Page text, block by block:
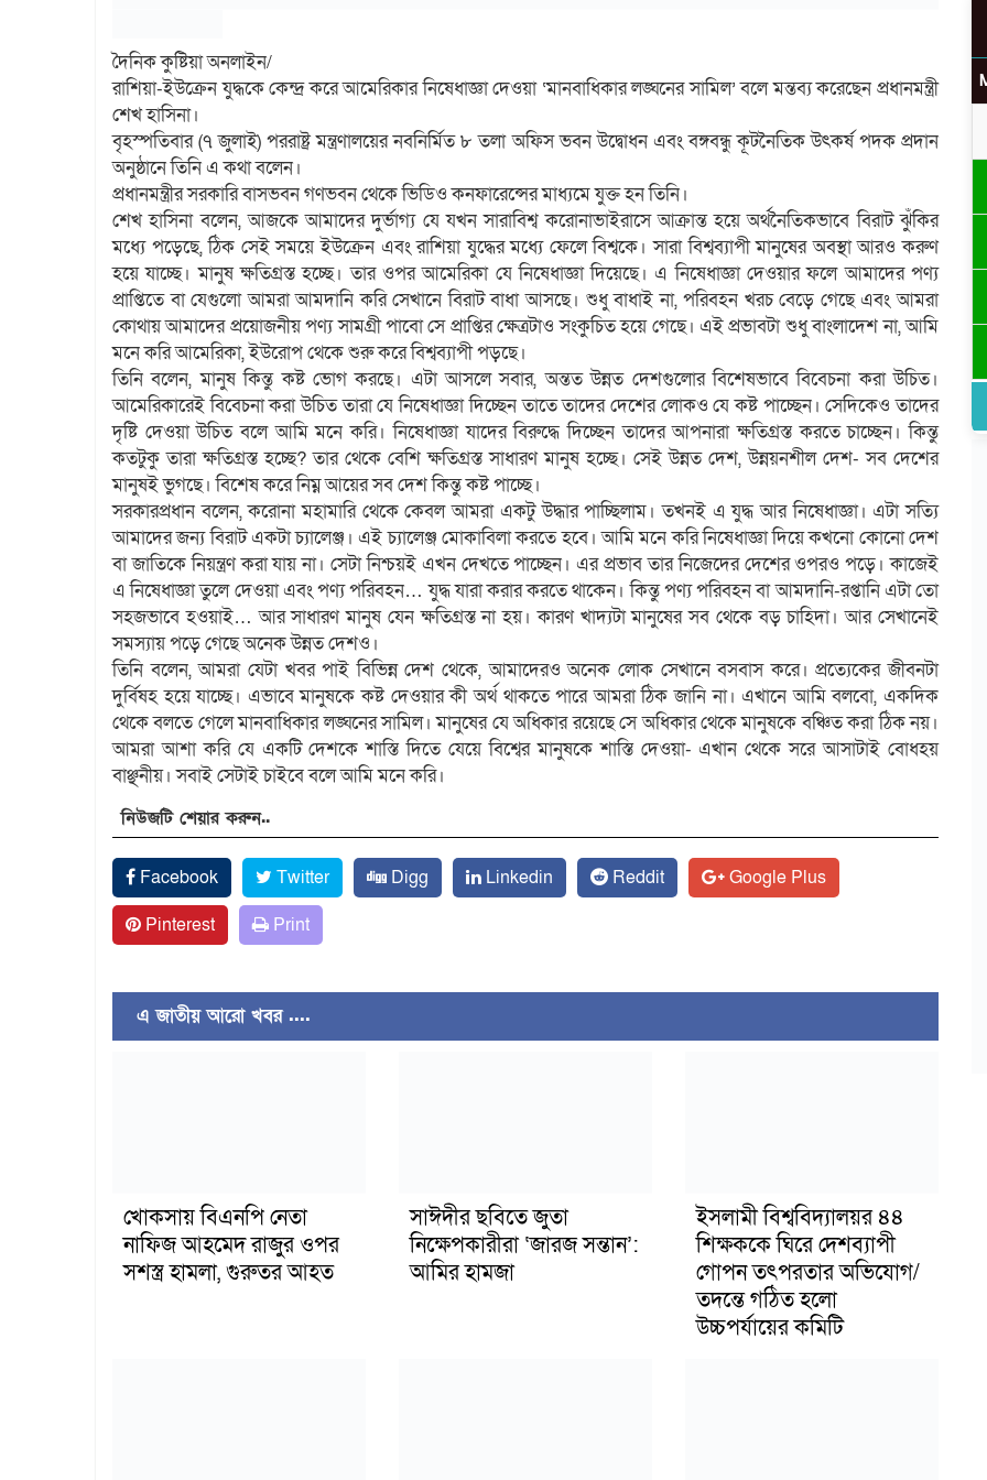
দৈনিক কুষ্টিয়া অনলাইন/
রাশিয়া-ইউক্রেন যুদ্ধকে কেন্দ্র করে আমেরিকার নিষেধাজ্ঞা দেওয়া ‘মানবাধিকার লঙ্ঘনের সামিল’ বলে মন্তব্য করেছেন প্রধানমন্ত্রী
শেখ হাসিনা।
বৃহস্পতিবার (৭ জুলাই) পররাষ্ট্র মন্ত্রণালয়ের নবনির্মিত ৮ তলা অফিস ভবন উদ্বোধন এবং বঙ্গবন্ধু ‍কূটনৈতিক উৎকর্ষ পদক প্রদান
অনুষ্ঠানে তিনি এ কথা বলেন।
প্রধানমন্ত্রীর সরকারি বাসভবন গণভবন থেকে ভিডিও কনফারেন্সের মাধ্যমে যুক্ত হন তিনি।
শেখ হাসিনা বলেন, আজকে আমাদের দুর্ভাগ্য যে যখন সারাবিশ্ব করোনাভাইরাসে আক্রান্ত হয়ে অর্থনৈতিকভাবে বিরাট ঝুঁকির
মধ্যে পড়েছে, ঠিক সেই সময়ে ইউক্রেন এবং রাশিয়া যুদ্ধের মধ্যে ফেলে বিশ্বকে। সারা বিশ্বব্যাপী মানুষের অবস্থা আরও করুণ
হয়ে যাচ্ছে। মানুষ ক্ষতিগ্রস্ত হচ্ছে। তার ওপর আমেরিকা যে নিষেধাজ্ঞা দিয়েছে। এ নিষেধাজ্ঞা দেওয়ার ফলে আমাদের পণ্য
প্রাপ্তিতে বা যেগুলো আমরা আমদানি করি সেখানে বিরাট বাধা আসছে। শুধু বাধাই না, পরিবহন খরচ বেড়ে গেছে এবং আমরা
কোথায় আমাদের প্রয়োজনীয় পণ্য সামগ্রী পাবো সে প্রাপ্তির ক্ষেত্রটাও সংকুচিত হয়ে গেছে। এই প্রভাবটা শুধু বাংলাদেশ না, আমি
মনে করি আমেরিকা, ইউরোপ থেকে শুরু করে বিশ্বব্যাপী পড়ছে।
তিনি বলেন, মানুষ কিন্তু কষ্ট ভোগ করছে। এটা আসলে সবার, অন্তত উন্নত দেশগুলোর বিশেষভাবে বিবেচনা করা উচিত।
আমেরিকারেই বিবেচনা করা উচিত তারা যে নিষেধাজ্ঞা দিচ্ছেন তাতে তাদের দেশের লোকও যে কষ্ট পাচ্ছেন। সেদিকেও তাদের
দৃষ্টি দেওয়া উচিত বলে আমি মনে করি। নিষেধাজ্ঞা যাদের বিরুদ্ধে দিচ্ছেন তাদের আপনারা ক্ষতিগ্রস্ত করতে চাচ্ছেন। কিন্তু
কতটুকু তারা ক্ষতিগ্রস্ত হচ্ছে? তার থেকে বেশি ক্ষতিগ্রস্ত সাধারণ মানুষ হচ্ছে। সেই উন্নত দেশ, উন্নয়নশীল দেশ- সব দেশের
মানুষই ভুগছে। বিশেষ করে নিম্ন আয়ের সব দেশ কিন্তু কষ্ট পাচ্ছে।
সরকারপ্রধান বলেন, করোনা মহামারি থেকে কেবল আমরা একটু উদ্ধার পাচ্ছিলাম। তখনই এ যুদ্ধ আর নিষেধাজ্ঞা। এটা সত্যি
আমাদের জন্য বিরাট একটা চ্যালেঞ্জ। এই চ্যালেঞ্জ মোকাবিলা করতে হবে। আমি মনে করি নিষেধাজ্ঞা দিয়ে কখনো কোনো দেশ
বা জাতিকে নিয়ন্ত্রণ করা যায় না। সেটা নিশ্চয়ই এখন দেখতে পাচ্ছেন। এর প্রভাব তার নিজেদের দেশের ওপরও পড়ে। কাজেই
এ নিষেধাজ্ঞা তুলে দেওয়া এবং পণ্য পরিবহন… যুদ্ধ যারা করার করতে থাকেন। কিন্তু পণ্য পরিবহন বা আমদানি-রপ্তানি এটা তো
সহজভাবে হওয়াই… আর সাধারণ মানুষ যেন ক্ষতিগ্রস্ত না হয়। কারণ খাদ্যটা মানুষের সব থেকে বড় চাহিদা। আর সেখানেই
সমস্যায় পড়ে গেছে অনেক উন্নত দেশও।
তিনি বলেন, আমরা যেটা খবর পাই বিভিন্ন দেশ থেকে, আমাদেরও অনেক লোক সেখানে বসবাস করে। প্রত্যেকের জীবনটা
দুর্বিষহ হয়ে যাচ্ছে। এভাবে মানুষকে কষ্ট দেওয়ার কী অর্থ থাকতে পারে আমরা ঠিক জানি না। এখানে আমি বলবো, একদিক
থেকে বলতে গেলে মানবাধিকার লঙ্ঘনের সামিল। মানুষের যে অধিকার রয়েছে সে অধিকার থেকে মানুষকে বঞ্চিত করা ঠিক নয়।
আমরা আশা করি যে একটি দেশকে শাস্তি দিতে যেয়ে বিশ্বের মানুষকে শাস্তি দেওয়া- এখান থেকে সরে আসাটাই বোধহয়
বাঞ্ছনীয়। সবাই সেটাই চাইবে বলে আমি মনে করি।
নিউজটি শেয়ার করুন..
Facebook Twitter Digg Linkedin Reddit
Google Plus
Pinterest
Print
এ জাতীয় আরো খবর ....
খোকসায় বিএনপি নেতা
নাফিজ আহমেদ রাজুর ওপর
সশস্ত্র হামলা, গুরুতর আহত
সাঈদীর ছবিতে জুতা
নিক্ষেপকারীরা ‘জারজ সন্তান’:
আমির হামজা
ইসলামী বিশ্ববিদ্যালয়র ৪৪
শিক্ষককে ঘিরে দেশব্যাপী
গোপন তৎপরতার অভিযোগ/
তদন্তে গঠিত হলো
উচ্চপর্যায়ের কমিটি